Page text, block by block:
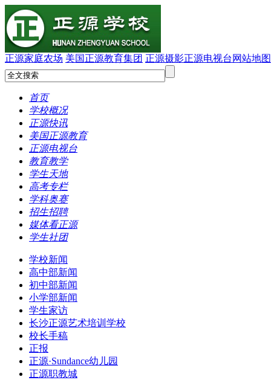
正源家庭农场 美国正源教育集团 正源摄影正源电视台 网站地图
首页
学校概况
正源快讯
美国正源教育
正源电视台
教育教学
学生天地
高考专栏
学科奥赛
招生招聘
媒体看正源
学生社团
学校新闻
高中部新闻
初中部新闻
小学部新闻
学生家访
长沙正源艺术培训学校
校长手稿
正报
正源·Sundance幼儿园
正源职教城